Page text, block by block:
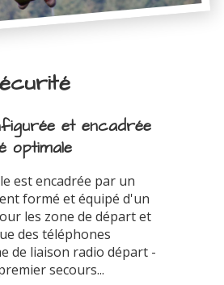
et encadrée
optimale
est encadrée par un
formé et équipé d'un
les zone de départ et
des téléphones
de liaison radio départ -
secours...